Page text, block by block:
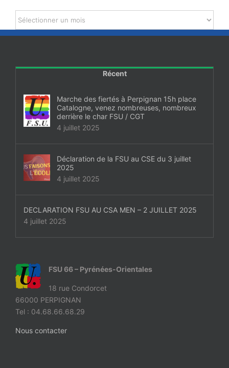
Archives
Récent
Marche des fiertés à Perpignan 15h place
Catalogne, venez nombreuses, nombreux
derrière le char FSU / CGT
4 juillet 2025
Déclaration de la FSU au CSE du 3 juillet
2025
4 juillet 2025
DECLARATION FSU AU CSA MEN – 2 JUILLET 2025
4 juillet 2025
FSU 66 – Pyrénées-Orientales
18 rue Condorcet
66000 PERPIGNAN
Tel : 04.68.66.68.29
Nous contacter